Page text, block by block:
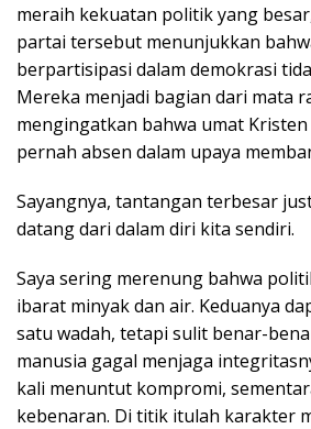
meraih kekuatan politik yang
partai tersebut menunjukkan
berpartisipasi dalam demokrasi
Mereka menjadi bagian dari mata
mengingatkan bahwa umat
pernah absen dalam upaya
Sayangnya, tantangan terbesar
datang dari dalam diri kita sendiri.
Saya sering merenung bahwa
ibarat minyak dan air. Keduanya
satu wadah, tetapi sulit benar-
manusia gagal menjaga
kali menuntut kompromi,
kebenaran. Di titik itulah karakter